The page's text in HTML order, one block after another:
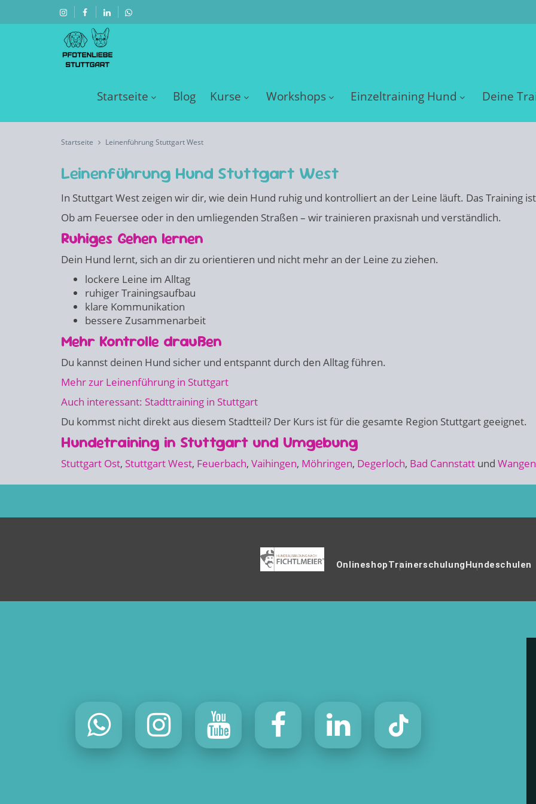
Startseite Blog Kurse Workshops Einzeltraining Hund Deine
Startseite Leinenführung Stuttgart West
Leinenführung Hund Stuttgart West
In Stuttgart West zeigen wir dir, wie dein Hund ruhig und kontrolliert an der Leine läuft. Das Training
Ob am Feuersee oder in den umliegenden Straßen – wir trainieren praxisnah und verständlich.
Ruhiges Gehen lernen
Dein Hund lernt, sich an dir zu orientieren und nicht mehr an der Leine zu ziehen.
lockere Leine im Alltag
ruhiger Trainingsaufbau
klare Kommunikation
bessere Zusammenarbeit
Mehr Kontrolle draußen
Du kannst deinen Hund sicher und entspannt durch den Alltag führen.
Mehr zur Leinenführung in Stuttgart
Auch interessant: Stadttraining in Stuttgart
Du kommst nicht direkt aus diesem Stadtteil? Der Kurs ist für die gesamte Region Stuttgart geeignet.
Hundetraining in Stuttgart und Umgebung
Stuttgart Ost, Stuttgart West, Feuerbach, Vaihingen, Möhringen, Degerloch, Bad Cannstatt und Wangen
OnlineshopTrainerschulungHundeschulen